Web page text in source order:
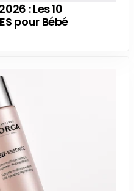
: Les 10
pour Bébé